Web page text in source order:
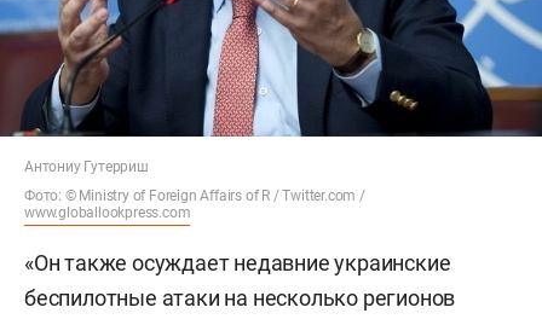
Антониу Гутерриш
Фото: © Ministry of Foreign Affairs of R / Twitter.com /
www.globallookpress.com
«Он также осуждает недавние украинские
беспилотные атаки на несколько регионов